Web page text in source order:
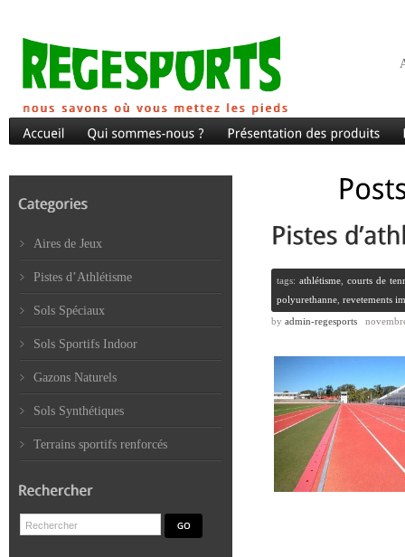
tags:athlétisme ,courts de
polyurethanne revetements
by admin-regesports
Aires de Jeux
Pistes d’Athlétisme
Sols Spéciaux
Sols Sportifs Indoor
Gazons Naturels
Sols Synthétiques
Terrains sportifs renforcés